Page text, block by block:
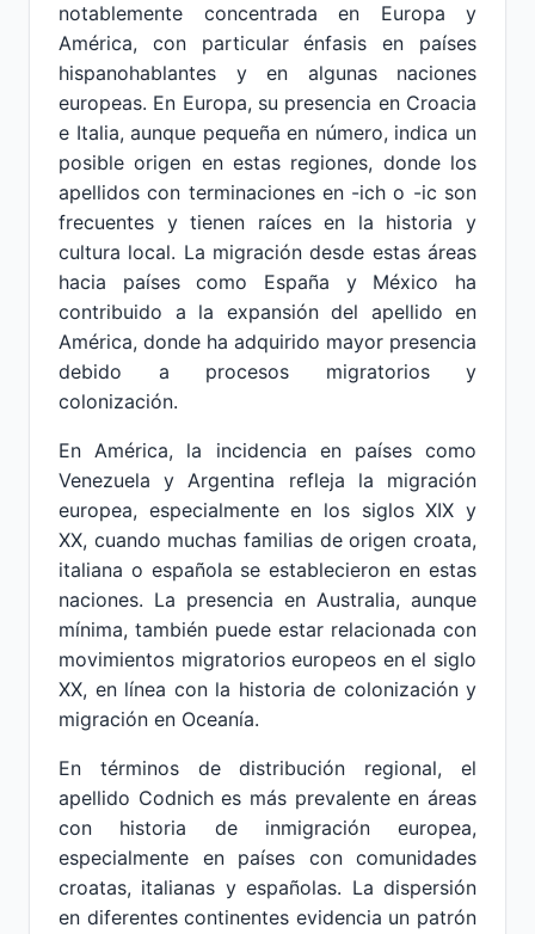
notablemente concentrada en Europa y
América, con particular énfasis en países
hispanohablantes y en algunas naciones
europeas. En Europa, su presencia en Croacia
e Italia, aunque pequeña en número, indica un
posible origen en estas regiones, donde los
apellidos con terminaciones en -ich o -ic son
frecuentes y tienen raíces en la historia y
cultura local. La migración desde estas áreas
hacia países como España y México ha
contribuido a la expansión del apellido en
América, donde ha adquirido mayor presencia
debido a procesos migratorios y
colonización.
En América, la incidencia en países como
Venezuela y Argentina refleja la migración
europea, especialmente en los siglos XIX y
XX, cuando muchas familias de origen croata,
italiana o española se establecieron en estas
naciones. La presencia en Australia, aunque
mínima, también puede estar relacionada con
movimientos migratorios europeos en el siglo
XX, en línea con la historia de colonización y
migración en Oceanía.
En términos de distribución regional, el
apellido Codnich es más prevalente en áreas
con historia de inmigración europea,
especialmente en países con comunidades
croatas, italianas y españolas. La dispersión
en diferentes continentes evidencia un patrón